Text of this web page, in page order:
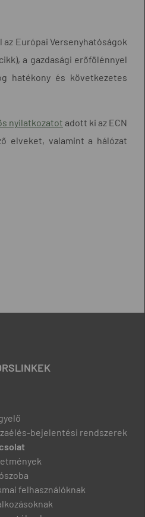
Európai Versenyhatóságok
a gazdasági erőfölénnyel
hatékony és következetes
nyilatkozatot adott ki az ECN
elveket, valamint a hálózat
bejelentési rendszerek
felhasználóknak